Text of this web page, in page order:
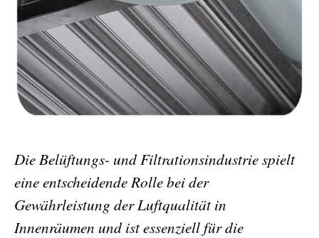
Die Belüftungs- und Filtrationsindustrie spielt
eine entscheidende Rolle bei der
Gewährleistung der Luftqualität in
Innenräumen und ist essenziell für die